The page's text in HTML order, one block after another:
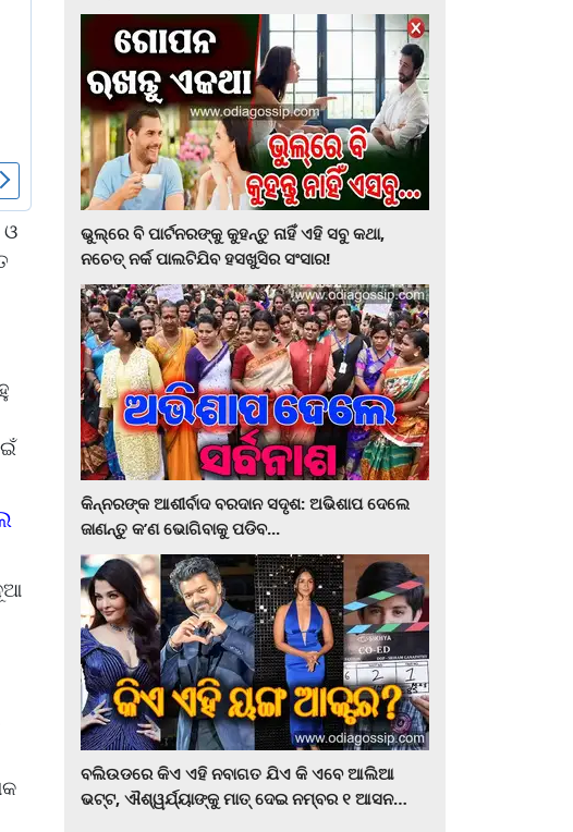
ଓ
ଭୁଲ୍‌ରେ ବି ପାର୍ଟନରଙ୍କୁ କୁହନ୍ତୁ ନାହିଁ ଏହି ସବୁ କଥା,
ନଚେତ୍‌ ନର୍କ ପାଲଟିଯିବ ହସଖୁସିର ସଂସାର!
କିନ୍ନରଙ୍କ ଆଶୀର୍ବାଦ ବରଦାନ ସଦୃଶ: ଅଭିଶାପ ଦେଲେ
ଜାଣନ୍ତୁ କ’ଣ ଭୋଗିବାକୁ ପଡିବ...
ବଲିଉଡରେ କିଏ ଏହି ନବାଗତ ଯିଏ କି ଏବେ ଆଲିଆ
ଭଟ୍ଟ, ଐଶ୍ୱର୍ଯ୍ୟାଙ୍କୁ ମାତ୍‌ ଦେଇ ନମ୍ବର ୧ ଆସନ